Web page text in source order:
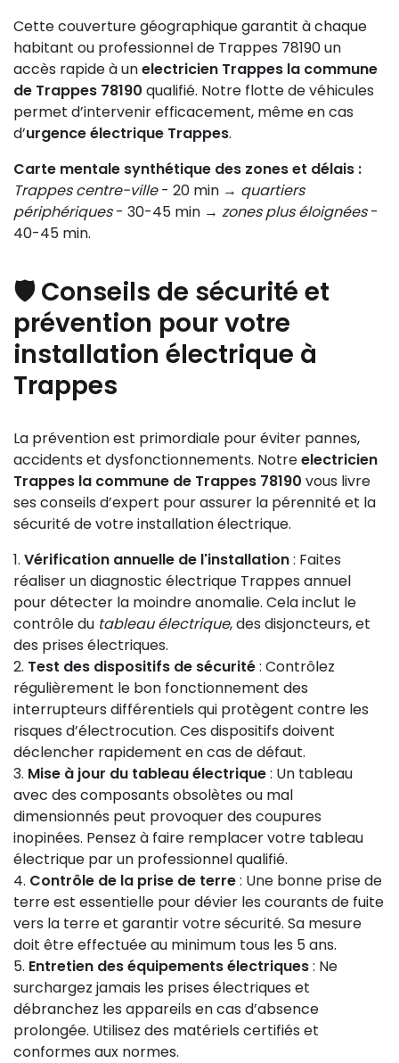
Cette couverture géographique garantit à chaque
habitant ou professionnel de Trappes 78190 un
accès rapide à unelectricien Trappes la commune
de Trappes 78190 qualifié. Notre flotte de véhicules
permet d’intervenir efficacement, même en cas
d’urgence électrique Trappes.
Carte mentale synthétique des zones et délais :
Trappes centre-ville- 20 min → quartiers
périphériques- 30-45 min → zones plus éloignées-
40-45 min.
🛡️ Conseils de sécurité et
prévention pour votre
installation électrique à
Trappes
La prévention est primordiale pour éviter pannes,
accidents et dysfonctionnements. Notreelectricien
Trappes la commune de Trappes 78190 vous livre
ses conseils d’expert pour assurer la pérennité et la
sécurité de votre installation électrique.
Vérification annuelle de l'installation: Faites
réaliser un diagnostic électrique Trappes annuel
pour détecter la moindre anomalie. Cela inclut le
contrôle du tableau électrique, des disjoncteurs, et
des prises électriques.
Test des dispositifs de sécurité: Contrôlez
régulièrement le bon fonctionnement des
interrupteurs différentiels qui protègent contre les
risques d’électrocution. Ces dispositifs doivent
déclencher rapidement en cas de défaut.
Mise à jour du tableau électrique: Un tableau
avec des composants obsolètes ou mal
dimensionnés peut provoquer des coupures
inopinées. Pensez à faire remplacer votre tableau
électrique par un professionnel qualifié.
Contrôle de la prise de terre: Une bonne prise de
terre est essentielle pour dévier les courants de fuite
vers la terre et garantir votre sécurité. Sa mesure
doit être effectuée au minimum tous les 5 ans.
Entretien des équipements électriques: Ne
surchargez jamais les prises électriques et
débranchez les appareils en cas d’absence
prolongée. Utilisez des matériels certifiés et
conformes aux normes.